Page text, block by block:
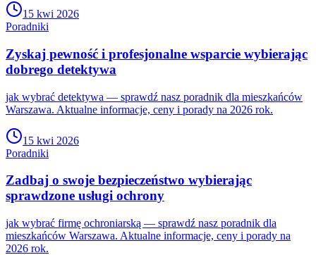
15 kwi 2026
Poradniki
Zyskaj pewność i profesjonalne wsparcie wybierając
dobrego detektywa
jak wybrać detektywa — sprawdź nasz poradnik dla mieszkańców
Warszawa. Aktualne informacje, ceny i porady na 2026 rok.
15 kwi 2026
Poradniki
Zadbaj o swoje bezpieczeństwo wybierając
sprawdzone usługi ochrony
jak wybrać firmę ochroniarską — sprawdź nasz poradnik dla
mieszkańców Warszawa. Aktualne informacje, ceny i porady na
2026 rok.